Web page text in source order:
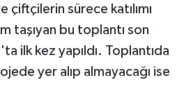
çiftçilerin sürece katılımı
taşıyan bu toplantı son
ilk kez yapıldı. Toplantıda
yer alıp almayacağı ise